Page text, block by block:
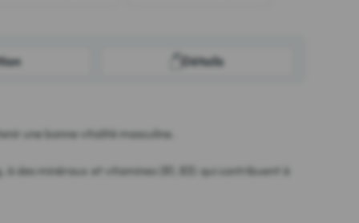
Détails
une bonne vitalité masculine.
des minéraux et vitamines (B1, B3) qui contribuent à